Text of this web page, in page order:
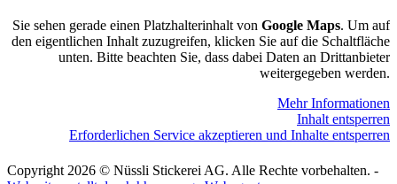
Sie sehen gerade einen Platzhalterinhalt von Google Maps. Um auf
den eigentlichen Inhalt zuzugreifen, klicken Sie auf die Schaltfläche
unten. Bitte beachten Sie, dass dabei Daten an Drittanbieter
weitergegeben werden.
Mehr Informationen
Inhalt entsperren
Erforderlichen Service akzeptieren und Inhalte entsperren
Copyright 2026 © Nüssli Stickerei AG. Alle Rechte vorbehalten. -